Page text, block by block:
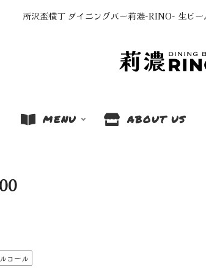
所沢盃横丁 ダイニングバー莉濃-RINO- 生ビー
MENU ABOUT US
コール